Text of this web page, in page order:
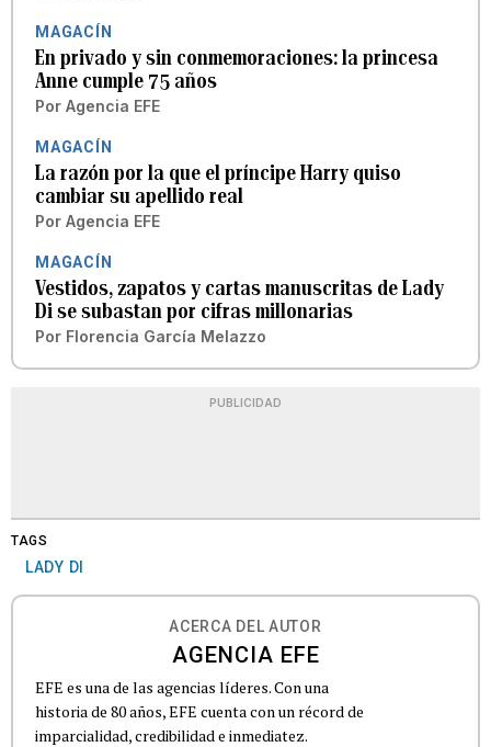
MAGACÍN
En privado y sin conmemoraciones: la princesa
Anne cumple 75 años
Por Agencia EFE
MAGACÍN
La razón por la que el príncipe Harry quiso
cambiar su apellido real
Por Agencia EFE
MAGACÍN
Vestidos, zapatos y cartas manuscritas de Lady
Di se subastan por cifras millonarias
Por Florencia García Melazzo
PUBLICIDAD
TAGS
LADY DI
ACERCA DEL AUTOR
AGENCIA EFE
EFE es una de las agencias líderes. Con una
historia de 80 años, EFE cuenta con un récord de
imparcialidad, credibilidad e inmediatez.